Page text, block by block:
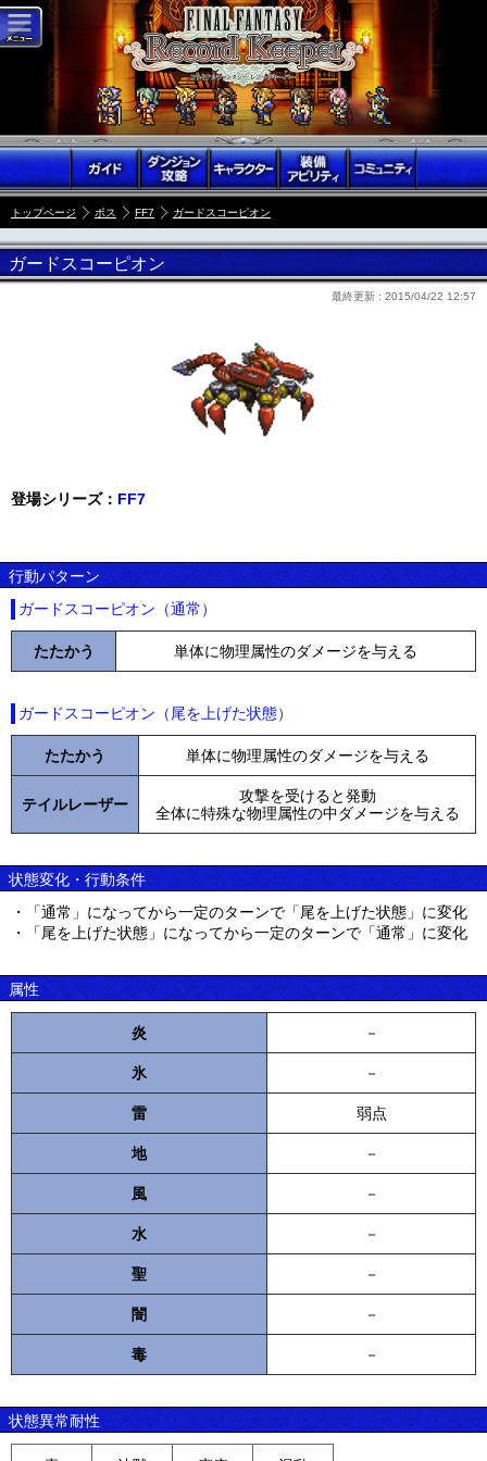
トップページ ボス FF7 ガードスコーピオン
ガードスコーピオン
最終更新 : 2015/04/22 12:57
登場シリーズ： FF7
行動パターン
ガードスコーピオン（通常）
たたかう 単体に物理属性のダメージを与える
ガードスコーピオン（尾を上げた状態）
たたかう 単体に物理属性のダメージを与える
テイルレーザー
攻撃を受けると発動
全体に特殊な物理属性の中ダメージを与える
状態変化・行動条件
・「通常」になってから一定のターンで「尾を上げた状態」に変化
・「尾を上げた状態」になってから一定のターンで「通常」に変化
属性
炎 －
氷 －
雷 弱点
地 －
風 －
水 －
聖 －
闇 －
毒 －
状態異常耐性